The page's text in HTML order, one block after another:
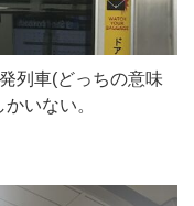
列車(どっちの意味
いない。